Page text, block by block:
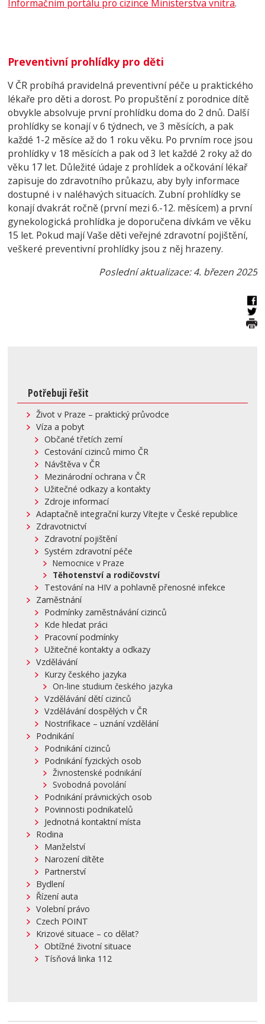
Informačním portálu pro cizince Ministerstva vnitra.
Preventivní prohlídky pro děti
V ČR probíhá pravidelná preventivní péče u praktického
lékaře pro děti a dorost. Po propuštění z porodnice dítě
obvykle absolvuje první prohlídku doma do 2 dnů. Další
prohlídky se konají v 6 týdnech, ve 3 měsících, a pak
každé 1-2 měsíce až do 1 roku věku. Po prvním roce jsou
prohlídky v 18 měsících a pak od 3 let každé 2 roky až do
věku 17 let. Důležité údaje z prohlídek a očkování lékař
zapisuje do zdravotního průkazu, aby byly informace
dostupné i v naléhavých situacích. Zubní prohlídky se
konají dvakrát ročně (první mezi 6.-12. měsícem) a první
gynekologická prohlídka je doporučena dívkám ve věku
15 let. Pokud mají Vaše děti veřejné zdravotní pojištění,
veškeré preventivní prohlídky jsou z něj hrazeny.
Poslední aktualizace: 4. březen 2025
Potřebuji řešit
Život v Praze – praktický průvodce
Víza a pobyt
Občané třetích zemí
Cestování cizinců mimo ČR
Návštěva v ČR
Mezinárodní ochrana v ČR
Užitečné odkazy a kontakty
Zdroje informací
Adaptačně integrační kurzy Vítejte v České republice
Zdravotnictví
Zdravotní pojištění
Systém zdravotní péče
Nemocnice v Praze
Těhotenství a rodičovství
Testování na HIV a pohlavně přenosné infekce
Zaměstnání
Podmínky zaměstnávání cizinců
Kde hledat práci
Pracovní podmínky
Užitečné kontakty a odkazy
Vzdělávání
Kurzy českého jazyka
On-line studium českého jazyka
Vzdělávání dětí cizinců
Vzdělávání dospělých v ČR
Nostrifikace – uznání vzdělání
Podnikání
Podnikání cizinců
Podnikání fyzických osob
Živnostenské podnikání
Svobodná povolání
Podnikání právnických osob
Povinnosti podnikatelů
Jednotná kontaktní místa
Rodina
Manželství
Narození dítěte
Partnerství
Bydlení
Řízení auta
Volební právo
Czech POINT
Krizové situace – co dělat?
Obtížné životní situace
Tísňová linka 112